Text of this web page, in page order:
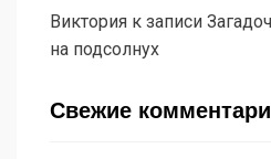
Виктория к записи
на подсолнух
Свежие